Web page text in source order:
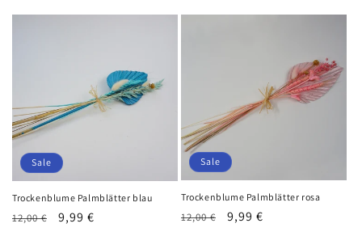
Sale
Trockenblume Palmblätter blau
Normaler
12,00 € Verkaufspreis
9,99 €
Sale
Trockenblume Palmblätter rosa
Normaler
12,00 € Verkaufspreis
9,99 €